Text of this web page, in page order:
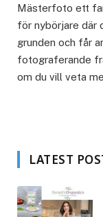
Mästerfoto ett
för nybörjare där
grunden och får
fotograferande
om du vill veta
LATEST